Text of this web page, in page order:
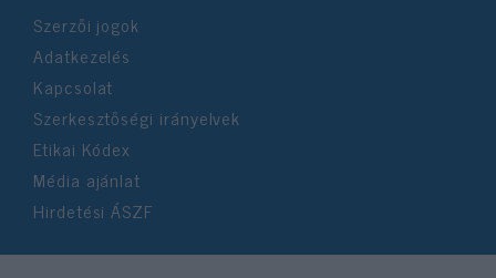
Szerzői jogok
Adatkezelés
Kapcsolat
Szerkesztőségi irányelvek
Etikai Kódex
Média ajánlat
Hirdetési ÁSZF